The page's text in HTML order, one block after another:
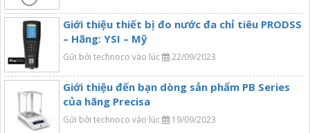
Giới thiệu thiết bị đo nước đa chỉ tiêu PRODSS
– Hãng: YSI – Mỹ
Gửi bởi technoco vào lúc 22/09/2023
Giới thiệu đến bạn dòng sản phẩm PB Series
của hãng Precisa
Gửi bởi technoco vào lúc 19/09/2023